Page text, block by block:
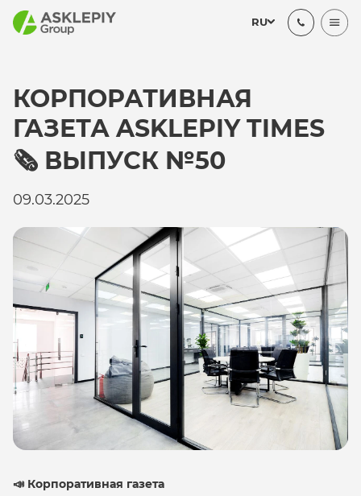
RU
КОРПОРАТИВНАЯ
ГАЗЕТА ASKLEPIY TIMES
🗞 ВЫПУСК №50
09.03.2025
📣 Корпоративная газета